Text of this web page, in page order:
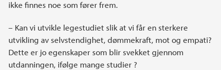
ikke finnes noe som fører frem.
– Kan vi utvikle legestudiet slik at vi får en sterkere
utvikling av selvstendighet, dømmekraft, mot og empati?
Dette er jo egenskaper som blir svekket gjennom
utdanningen, ifølge mange studier ?